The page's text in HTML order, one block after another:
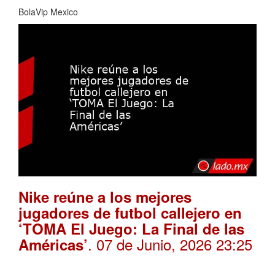
BolaVip Mexico
Nike reúne a los mejores
jugadores de futbol callejero en
‘TOMA El Juego: La Final de las
Américas’. 07 de Junio, 2026 23:25